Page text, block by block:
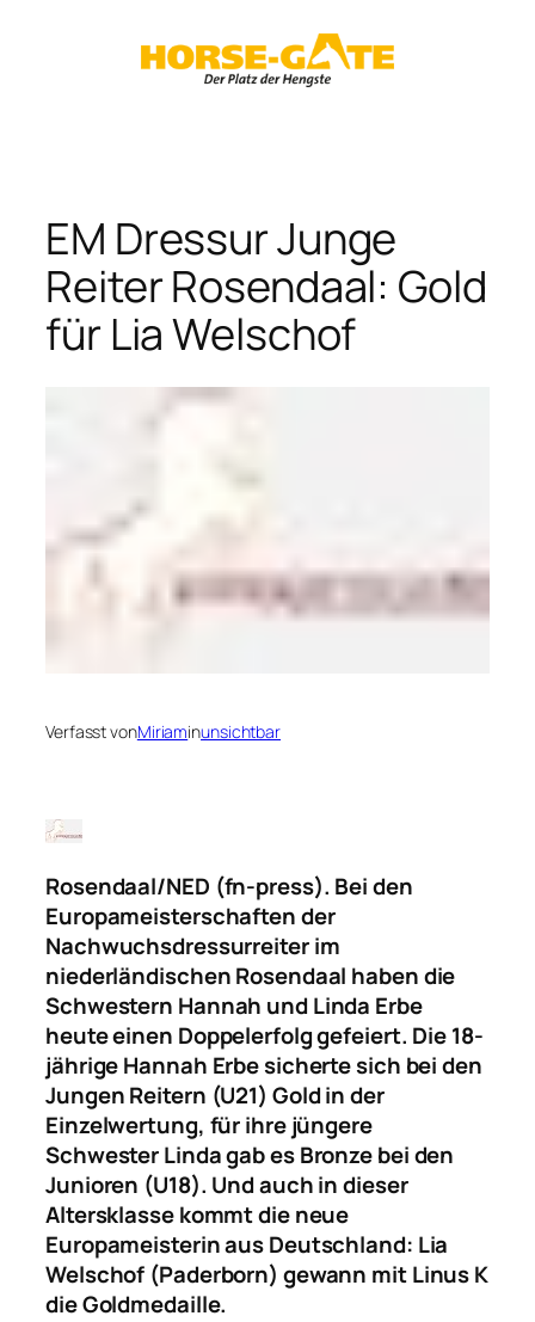
EM Dressur Junge
Reiter Rosendaal: Gold
für Lia Welschof
Verfasst vonMiriaminunsichtbar
Rosendaal/NED (fn-press). Bei den
Europameisterschaften der
Nachwuchsdressurreiter im
niederländischen Rosendaal haben die
Schwestern Hannah und Linda Erbe
heute einen Doppelerfolg gefeiert. Die 18-
jährige Hannah Erbe sicherte sich bei den
Jungen Reitern (U21) Gold in der
Einzelwertung, für ihre jüngere
Schwester Linda gab es Bronze bei den
Junioren (U18). Und auch in dieser
Altersklasse kommt die neue
Europameisterin aus Deutschland: Lia
Welschof (Paderborn) gewann mit Linus K
die Goldmedaille.